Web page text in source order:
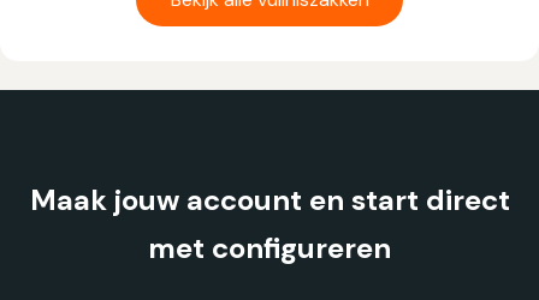
Deze
worden
Maak jouw account en start direct
met configureren